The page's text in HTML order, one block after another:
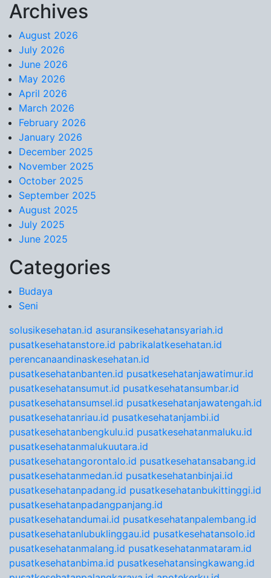
Skip to content
Archives
August 2026
July 2026
June 2026
May 2026
April 2026
March 2026
February 2026
January 2026
December 2025
November 2025
October 2025
September 2025
August 2025
July 2025
June 2025
Categories
Budaya
Seni
solusikesehatan.id asuransikesehatansyariah.id
pusatkesehatanstore.id pabrikalatkesehatan.id
perencanaandinaskesehatan.id
pusatkesehatanbanten.id pusatkesehatanjawatimur.id
pusatkesehatansumut.id pusatkesehatansumbar.id
pusatkesehatansumsel.id pusatkesehatanjawatengah.id
pusatkesehatanriau.id pusatkesehatanjambi.id
pusatkesehatanbengkulu.id pusatkesehatanmaluku.id
pusatkesehatanmalukuutara.id
pusatkesehatangorontalo.id pusatkesehatansabang.id
pusatkesehatanmedan.id pusatkesehatanbinjai.id
pusatkesehatanpadang.id pusatkesehatanbukittinggi.id
pusatkesehatanpadangpanjang.id
pusatkesehatandumai.id pusatkesehatanpalembang.id
pusatkesehatanlubuklinggau.id pusatkesehatansolo.id
pusatkesehatanmalang.id pusatkesehatanmataram.id
pusatkesehatanbima.id pusatkesehatansingkawang.id